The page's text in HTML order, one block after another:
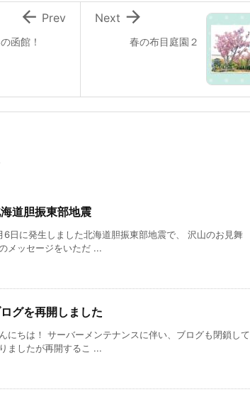
春の布目庭園２

Next
函館！
 Prev
道胆振東部地震
6日に発生しました北海道胆振東部地震で、 沢山のお見舞
メッセージをいただ ...
グを再開しました
にちは！ サーバーメンテナンスに伴い、ブログも閉鎖して
ましたが再開するこ ...